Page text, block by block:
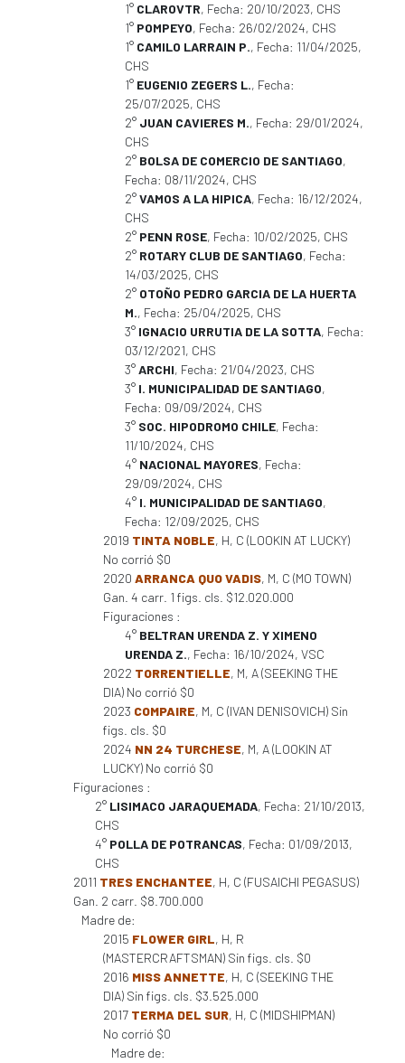
1° CLAROVTR, Fecha: 20/10/2023, CHS
1° POMPEYO, Fecha: 26/02/2024, CHS
1° CAMILO LARRAIN P., Fecha: 11/04/2025,
CHS
1° EUGENIO ZEGERS L., Fecha:
25/07/2025, CHS
2° JUAN CAVIERES M., Fecha: 29/01/2024,
CHS
2° BOLSA DE COMERCIO DE SANTIAGO,
Fecha: 08/11/2024, CHS
2°VAMOS A LA HIPICA, Fecha: 16/12/2024,
CHS
2° PENN ROSE, Fecha: 10/02/2025, CHS
2° ROTARY CLUB DE SANTIAGO, Fecha:
14/03/2025, CHS
2° OTOÑO PEDRO GARCIA DE LA HUERTA
M., Fecha: 25/04/2025, CHS
3° IGNACIO URRUTIA DE LA SOTTA, Fecha:
03/12/2021, CHS
3°ARCHI, Fecha: 21/04/2023, CHS
3° I. MUNICIPALIDAD DE SANTIAGO,
Fecha: 09/09/2024, CHS
3° SOC. HIPODROMO CHILE, Fecha:
11/10/2024, CHS
4° NACIONAL MAYORES, Fecha:
29/09/2024, CHS
4° I. MUNICIPALIDAD DE SANTIAGO,
Fecha: 12/09/2025, CHS
2019 TINTA NOBLE, H, C (LOOKIN AT LUCKY)
No corrió $0
2020 ARRANCA QUO VADIS, M, C (MO TOWN)
Gan. 4 carr. 1 figs. cls. $12.020.000
Figuraciones :
4° BELTRAN URENDA Z. Y XIMENO
URENDA Z., Fecha: 16/10/2024, VSC
2022 TORRENTIELLE, M, A (SEEKING THE
DIA) No corrió $0
2023 COMPAIRE, M, C (IVAN DENISOVICH) Sin
figs. cls. $0
2024 NN 24 TURCHESE, M, A (LOOKIN AT
LUCKY) No corrió $0
Figuraciones :
2° LISIMACO JARAQUEMADA, Fecha: 21/10/2013,
CHS
4° POLLA DE POTRANCAS, Fecha: 01/09/2013,
CHS
2011 TRES ENCHANTEE, H, C (FUSAICHI PEGASUS)
Gan. 2 carr. $8.700.000
Madre de:
2015 FLOWER GIRL, H, R
(MASTERCRAFTSMAN) Sin figs. cls. $0
2016 MISS ANNETTE, H, C (SEEKING THE
DIA) Sin figs. cls. $3.525.000
2017 TERMA DEL SUR, H, C (MIDSHIPMAN)
No corrió $0
Madre de: